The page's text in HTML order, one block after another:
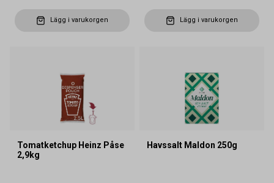
Lägg i varukorgen Lägg i varukorgen
Tomatketchup Heinz Påse
2,9kg
Havssalt Maldon 250g